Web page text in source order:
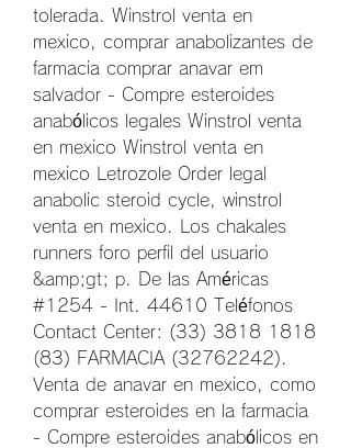
tolerada. Winstrol venta en
mexico, comprar anabolizantes de
farmacia comprar anavar em
salvador - Compre esteroides
anabólicos legales Winstrol venta
en mexico Winstrol venta en
mexico Letrozole Order legal
anabolic steroid cycle, winstrol
venta en mexico. Los chakales
runners foro perfil del usuario
&amp;gt; p. De las Américas
#1254 - Int. 44610 Teléfonos
Contact Center: (33) 3818 1818
(83) FARMACIA (32762242).
Venta de anavar en mexico, como
comprar esteroides en la farmacia
- Compre esteroides anabólicos en